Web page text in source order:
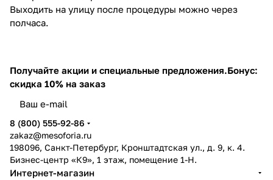
Выходить на улицу после процедуры можно через
полчаса.
Получайте акции и специальные предложения.Бонус:
скидка 10% на заказ
8 (800) 555-92-86
zakaz@mesoforia.ru
198096, Санкт-Петербург, Кронштадтская ул., д. 9, к. 4.
Бизнес-центр «К9», 1 этаж, помещение 1-Н.
Интернет-магазин